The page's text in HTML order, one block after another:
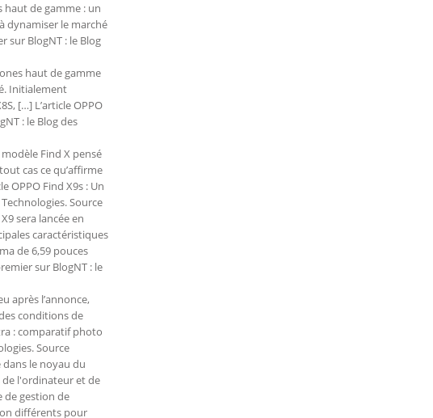
haut de gamme : un
dynamiser le marché
sur BlogNT : le Blog
haut de gamme
Initialement
[…] L’article OPPO
: le Blog des
Find X pensé
cas ce qu’affirme
OPPO Find X9s : Un
Source
sera lancée en
caractéristiques
de 6,59 pouces
sur BlogNT : le
après l’annonce,
conditions de
: comparatif photo
Source
le noyau du
l'ordinateur et de
de gestion de
différents pour